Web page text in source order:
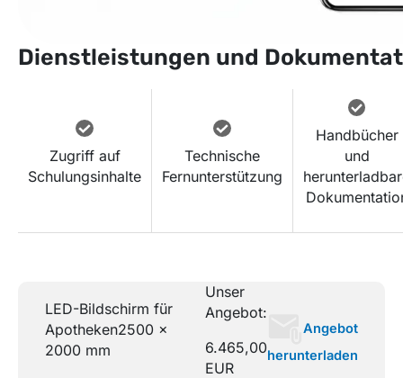
Dienstleistungen und
Zugriff auf
Schulungsinhalte
Technische
Fernunterstützung
Handbücher
und
LED-Bildschirm für
Apotheken2500 x
2000 mm
Unser
Angebot:
6.465,00
EUR
Angebot
herunterladen